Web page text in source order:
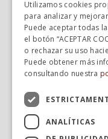
Tel. +34
Descarga la APP:
Utilizamos cookies
para analizar y
Puede aceptar todas
el botón “ACEPTAR
o rechazar su uso
Puede obtener más
consultando nuestra
ANALÍTICAS